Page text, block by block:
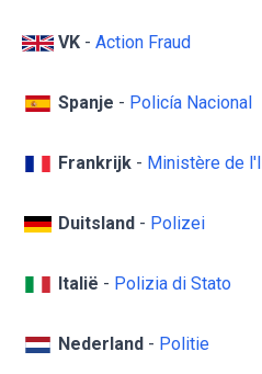
VK - Action Fraud
Spanje - Policía Nacional
Frankrijk - Ministère de
Duitsland - Polizei
Italië - Polizia di Stato
Nederland - Politie